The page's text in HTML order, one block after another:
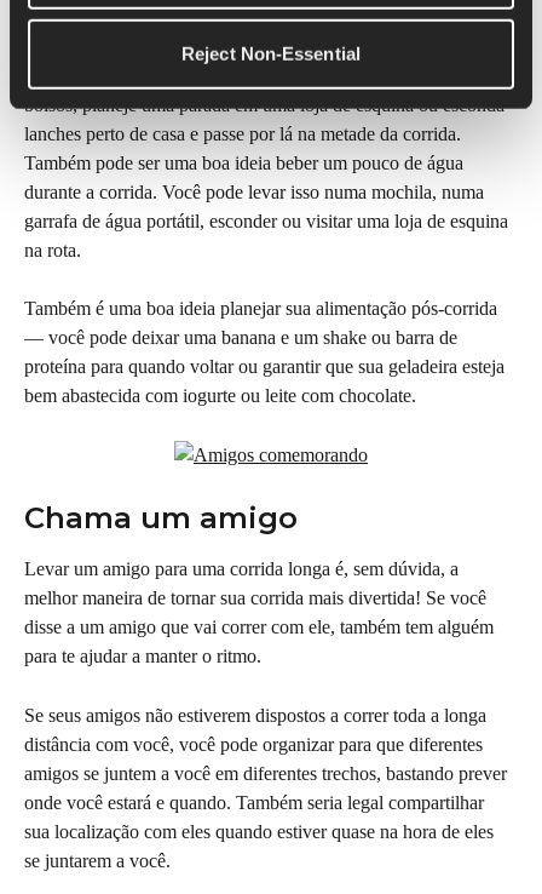
Reject Non-Essential
caminho — pode ser na forma de géis energéticos ou doces.
bolsos, planeje uma parada em uma loja de esquina ou esconda
lanches perto de casa e passe por lá na metade da corrida.
Também pode ser uma boa ideia beber um pouco de água
durante a corrida. Você pode levar isso numa mochila, numa
garrafa de água portátil, esconder ou visitar uma loja de esquina
na rota.
Também é uma boa ideia planejar sua alimentação pós-corrida
— você pode deixar uma banana e um shake ou barra de
proteína para quando voltar ou garantir que sua geladeira esteja
bem abastecida com iogurte ou leite com chocolate.
Chama um amigo
Levar um amigo para uma corrida longa é, sem dúvida, a
melhor maneira de tornar sua corrida mais divertida! Se você
disse a um amigo que vai correr com ele, também tem alguém
para te ajudar a manter o ritmo.
Se seus amigos não estiverem dispostos a correr toda a longa
distância com você, você pode organizar para que diferentes
amigos se juntem a você em diferentes trechos, bastando prever
onde você estará e quando. Também seria legal compartilhar
sua localização com eles quando estiver quase na hora de eles
se juntarem a você.